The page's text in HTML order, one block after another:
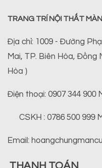
TRANG TRÍ NỘI THẤT
Địa chỉ: 1009 - Đường
Mai, TP. Biên Hòa, Đồng
Hòa )
Điện thoại: 0907 344 900
CSKH : 0786 500 999
Email: